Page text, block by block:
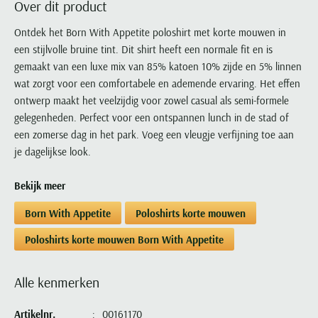
Portofino
Profuomo
R2
Seidensticker
State of Art
Tommy Hilfiger
Vanguard
Xacus
Populaire kleuren
Wit overhemd heren
Zwart overhemd heren
Groen overhemd heren
PME Legend
Polo Ralph Lauren
Portofino
Profuomo
State of Art
Superdry
Tommy Hilfiger
Grote maten
Grote maten poloshirts
Grote maten herenmode
Populaire kleuren
Witte polo heren
Polo Ralph Lauren
PME Legend
Portofino
Profuomo
State of Art
Superdry
Thomas Maine
Vanguard
William Lockie
Populaire materialen
Merino wol trui
Pierre Cardin
PME Legend
Polo Ralph Lauren
Portofino
Replay
Tommy Hilfiger
Tramarossa
Deals
2e broek voor de helft
Meyer Chicago
Meyer Diego
PME Legend
Polo Ralph Lauren
Portofino
Reset
State of Art
Superdry
Tenson
Tommy Hilfiger
UBR
Vanguard
Wellington of Billmore
Grote maten jassen
Grote maten winterjassen
Tussenjassen
Bodywarmers
New Zealand
Olymp
Paul & Shark
Polo Ralph Lauren
PME Legend
Profuomo
R2
Superdry
Tenson
Tommy Hilfiger
Vanguard
Lacoste
Ledub
Lyle & Scott
Mac
Maerz
Magnanni
Mason's
Meyer
New Zealand
North 84
Over dit product
Ontdek het Born With Appetite poloshirt met korte mouwen in
een stijlvolle bruine tint. Dit shirt heeft een normale fit en is
gemaakt van een luxe mix van 85% katoen 10% zijde en 5% linnen
wat zorgt voor een comfortabele en ademende ervaring. Het effen
ontwerp maakt het veelzijdig voor zowel casual als semi-formele
gelegenheden. Perfect voor een ontspannen lunch in de stad of
een zomerse dag in het park. Voeg een vleugje verfijning toe aan
je dagelijkse look.
Bekijk meer
Born With Appetite
Poloshirts korte mouwen
Poloshirts korte mouwen Born With Appetite
Alle kenmerken
Artikelnr. 00161170